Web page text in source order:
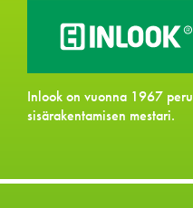
Inlook on vuonna 1967
sisärakentamisen mestari.